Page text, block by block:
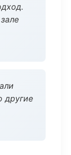
другие